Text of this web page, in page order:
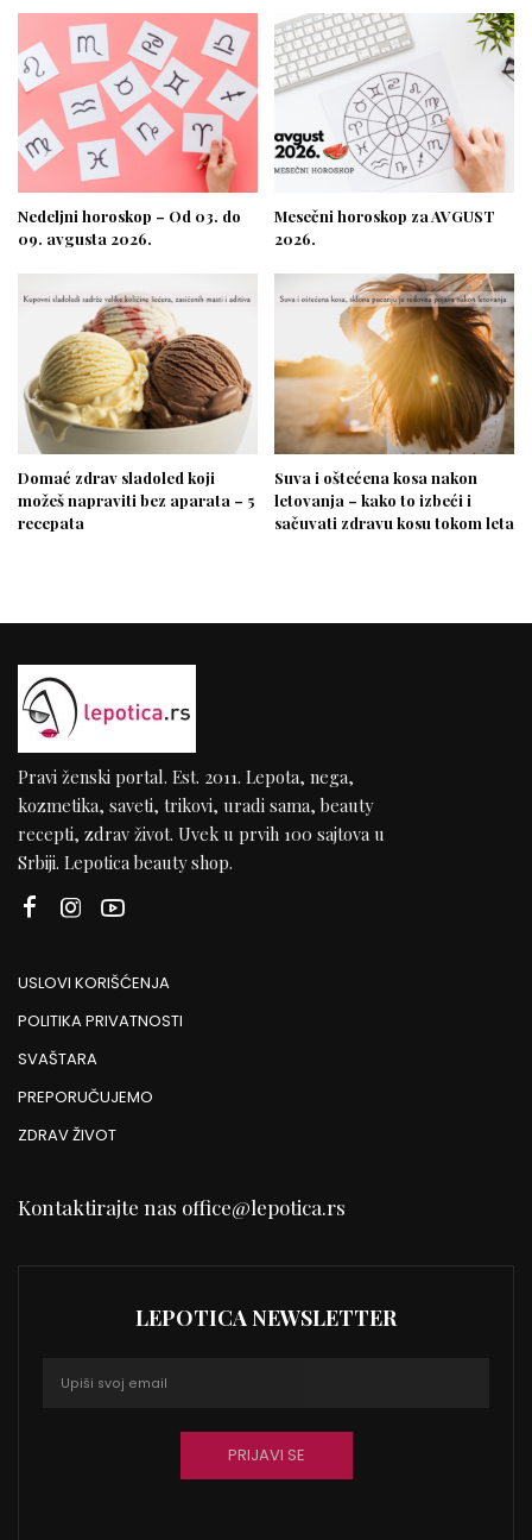
Nedeljni horoskop – Od 03. do
09. avgusta 2026.
Mesečni horoskop za AVGUST
2026.
Domać zdrav sladoled koji
možeš napraviti bez aparata – 5
recepata
Suva i oštećena kosa nakon
letovanja – kako to izbeći i
sačuvati zdravu kosu tokom leta
Pravi ženski portal. Est. 2011. Lepota, nega,
kozmetika, saveti, trikovi, uradi sama, beauty
recepti, zdrav život. Uvek u prvih 100 sajtova u
Srbiji. Lepotica beauty shop.
USLOVI KORIŠĆENJA
POLITIKA PRIVATNOSTI
SVAŠTARA
PREPORUČUJEMO
ZDRAV ŽIVOT
Kontaktirajte nas office@lepotica.rs
LEPOTICA NEWSLETTER